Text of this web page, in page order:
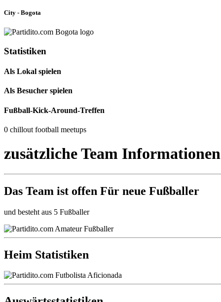
City - Bogota
Statistiken
Als Lokal spielen
Als Besucher spielen
Fußball-Kick-Around-Treffen
0 chillout football meetups
zusätzliche Team Informationen
Das Team ist offen Für neue Fußballer
und besteht aus 5 Fußballer
Heim Statistiken